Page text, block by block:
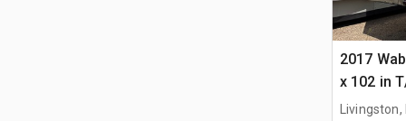
2017
x 102 in
Livingston,